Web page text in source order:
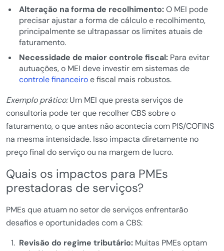
Alteração na forma de recolhimento:O MEI pode
precisar ajustar a forma de cálculo e recolhimento,
principalmente se ultrapassar os limites atuais de
faturamento.
Necessidade de maior controle fiscal:Para evitar
autuações, o MEI deve investir em sistemas de
controle financeiroe fiscal mais robustos.
Exemplo prático:Um MEI que presta serviços de
consultoria pode ter que recolher CBS sobre o
faturamento, o que antes não acontecia com PIS/COFINS
na mesma intensidade. Isso impacta diretamente no
preço final do serviço ou na margem de lucro.
Quais os impactos para PMEs
prestadoras de serviços?
PMEs que atuam no setor de serviços enfrentarão
desafios e oportunidades com a CBS:
Revisão do regime tributário:Muitas PMEs optam